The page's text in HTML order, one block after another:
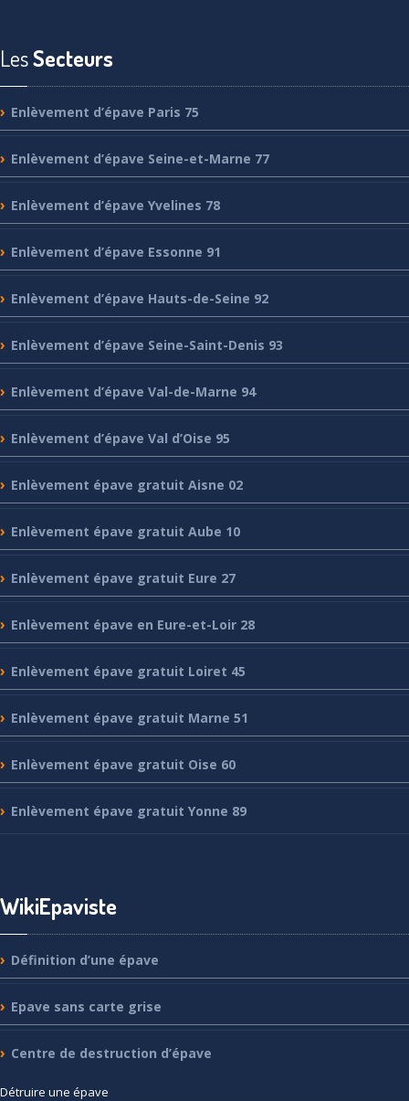
LesSecteurs
Enlèvement d’épave Paris 75
Enlèvement d’épave Seine-et-Marne 77
Enlèvement d’épave Yvelines 78
Enlèvement d’épave Essonne 91
Enlèvement d’épave Hauts-de-Seine 92
Enlèvement d’épave Seine-Saint-Denis 93
Enlèvement d’épave Val-de-Marne 94
Enlèvement d’épave Val d’Oise 95
Enlèvement épave gratuit Aisne 02
Enlèvement épave gratuit Aube 10
Enlèvement épave gratuit Eure 27
Enlèvement épave en Eure-et-Loir 28
Enlèvement épave gratuit Loiret 45
Enlèvement épave gratuit Marne 51
Enlèvement épave gratuit Oise 60
Enlèvement épave gratuit Yonne 89
WikiEpaviste
Définition d’une épave
Epave sans carte grise
Centre de destruction d’épave
Détruire une épave